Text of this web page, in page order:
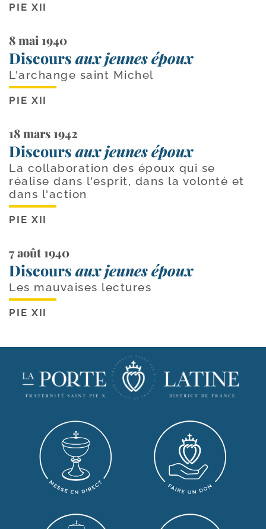
PIE XII
8 mai 1940
Discours aux jeunes époux
L'archange saint Michel
PIE XII
18 mars 1942
Discours aux jeunes époux
La collaboration des époux qui se
réalise dans l'esprit, dans la volonté et
dans l'action
PIE XII
7 août 1940
Discours aux jeunes époux
Les mauvaises lectures
PIE XII